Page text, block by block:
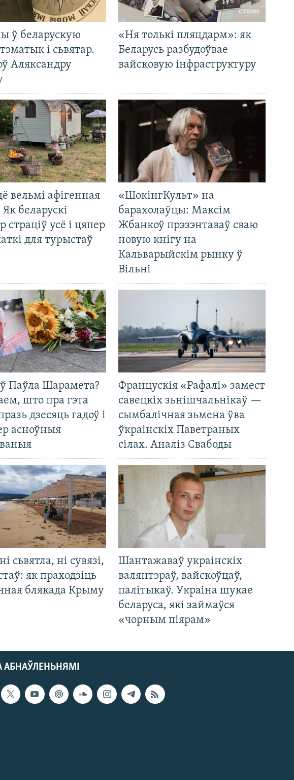
ў беларускую
і сьвятар.
Аляксандру
«Ня толькі пляцдарм»: як
Беларусь разбудоўвае
вайсковую інфраструктуру
вельмі афігенная
беларускі
страціў усё і цяпер
для турыстаў
«ШокінгКульт» на
барахолаўцы: Максім
Жбанкоў прэзэнтаваў сваю
новую кнігу на
Кальварыйскім рынку ў
Вільні
Паўла Шарамета?
што пра гэта
дзесяць гадоў і
асноўныя
Францускія «Рафалі» замест
савецкіх зьнішчальнікаў —
сымбалічная зьмена ўва
ўкраінскіх Паветраных
сілах. Аналіз Свабоды
сьвятла, ні сувязі,
як праходзіць
блякада Крыму
Шантажаваў украінскіх
валянтэраў, вайскоўцаў,
палітыкаў. Украіна шукае
беларуса, які займаўся
«чорным піярам»
АБНАЎЛЕНЬНЯМІ